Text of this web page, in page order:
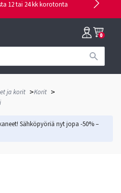
12 tai 24 kk korotonta
0
ja korit >Korit >
Sähköpyöriä nyt jopa -50% –